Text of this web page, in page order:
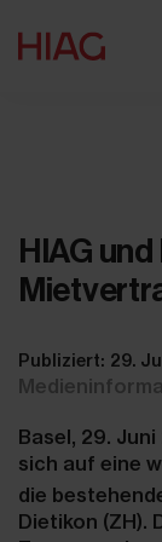
HIAG
Publiziert: 29.
Basel, 29.
sich auf eine
die
Dietikon (ZH).